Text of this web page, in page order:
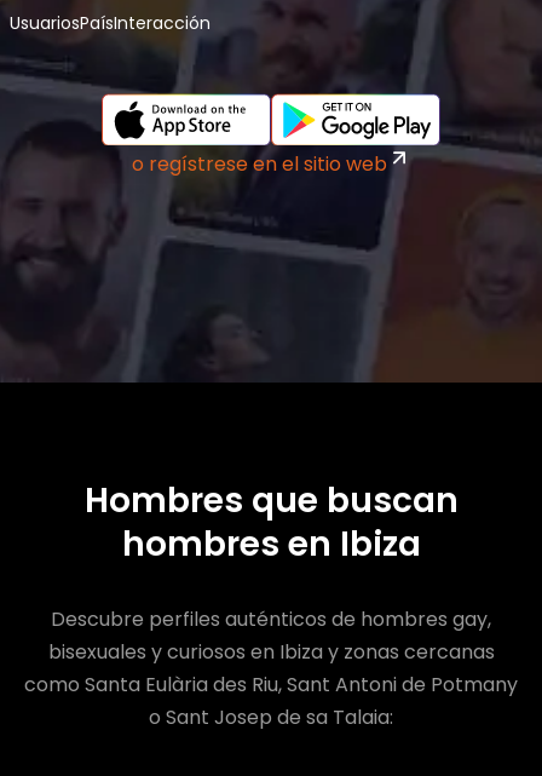
UsuariosPaísInteracción
o regístrese en el sitio web
Hombres que buscan
hombres en Ibiza
Descubre perfiles auténticos de hombres gay,
bisexuales y curiosos en Ibiza y zonas cercanas
como Santa Eulària des Riu, Sant Antoni de Potmany
o Sant Josep de sa Talaia: